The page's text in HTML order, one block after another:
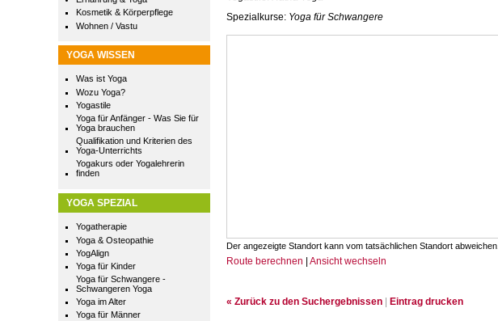
Kosmetik & Körperpflege
Wohnen / Vastu
YOGA WISSEN
Was ist Yoga
Wozu Yoga?
Yogastile
Yoga für Anfänger - Was Sie für
Yoga brauchen
Qualifikation und Kriterien des
Yoga-Unterrichts
Yogakurs oder Yogalehrerin
finden
YOGA SPEZIAL
Yogatherapie
Yoga & Osteopathie
YogAlign
Yoga für Kinder
Yoga für Schwangere -
Schwangeren Yoga
Yoga im Alter
Yoga für Männer
Spezialkurse: Yoga für Schwangere
Der angezeigte Standort kann vom tatsächlichen Standort abweichen.
Route berechnen | Ansicht wechseln
« Zurück zu den Suchergebnissen | Eintrag drucken